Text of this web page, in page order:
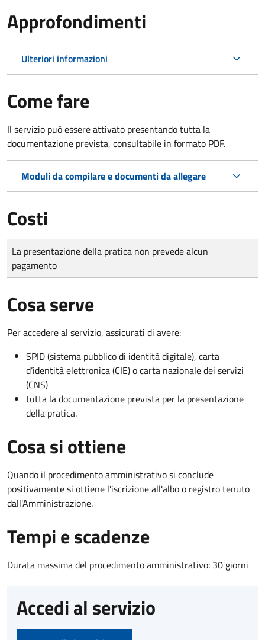
Approfondimenti
Ulteriori informazioni
Come fare
Il servizio può essere attivato presentando tutta la
documentazione prevista, consultabile in formato PDF.
Moduli da compilare e documenti da allegare
Costi
Tipo di pagamento
Importo
La presentazione della pratica non prevede alcun
pagamento
Cosa serve
Per accedere al servizio, assicurati di avere:
SPID (sistema pubblico di identità digitale), carta
d’identità elettronica (CIE) o carta nazionale dei servizi
(CNS)
tutta la documentazione prevista per la presentazione
della pratica.
Cosa si ottiene
Quando il procedimento amministrativo si conclude
positivamente si ottiene l'iscrizione all'albo o registro tenuto
dall'Amministrazione.
Tempi e scadenze
Durata massima del procedimento amministrativo: 30 giorni
Accedi al servizio